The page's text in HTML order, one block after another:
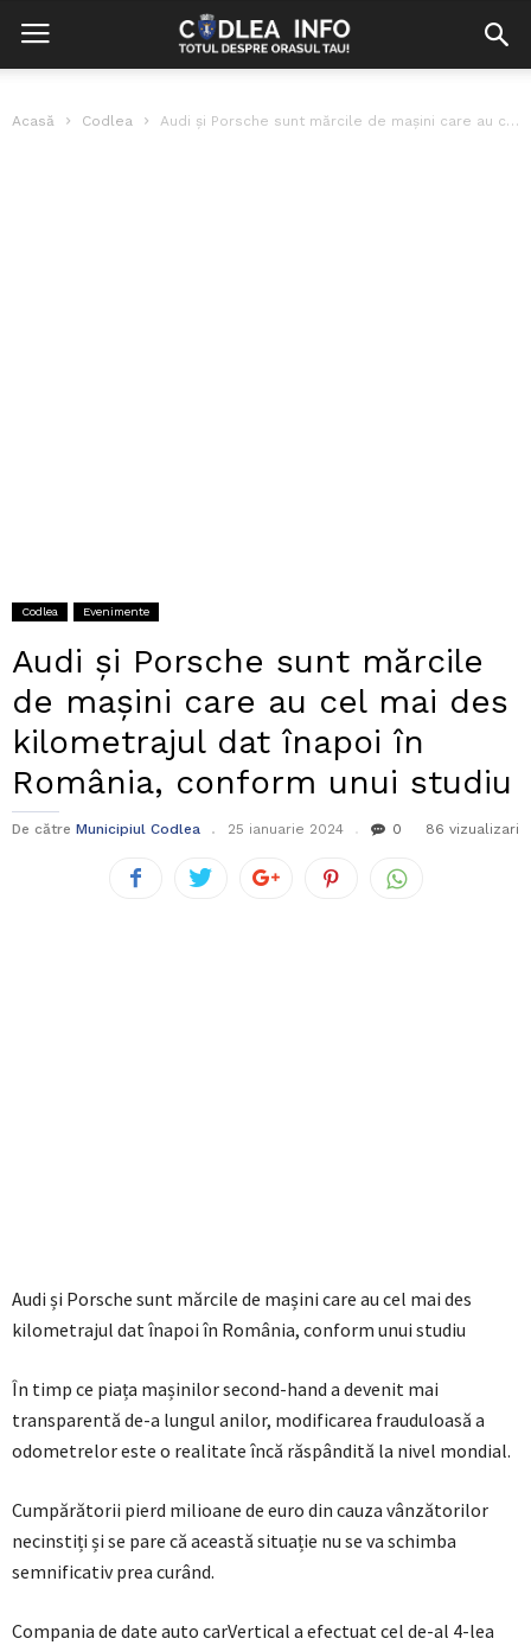
Acasă Codlea Audi și Porsche sunt mărcile de mașini care au cel mai des...
Codlea Evenimente
Audi și Porsche sunt mărcile
de mașini care au cel mai des
kilometrajul dat înapoi în
România, conform unui studiu
De către Municipiul Codlea 25 ianuarie 2024 0 86 vizualizari
Audi și Porsche sunt mărcile de mașini care au cel mai des
kilometrajul dat înapoi în România, conform unui studiu
În timp ce piața mașinilor second-hand a devenit mai
transparentă de-a lungul anilor, modificarea frauduloasă a
odometrelor este o realitate încă răspândită la nivel mondial.
Cumpărătorii pierd milioane de euro din cauza vânzătorilor
necinstiți și se pare că această situație nu se va schimba
semnificativ prea curând.
Compania de date auto carVertical a efectuat cel de-al 4-lea